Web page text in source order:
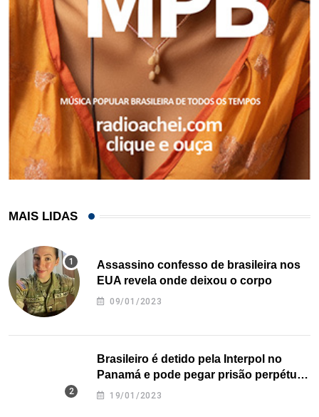
MAIS LIDAS
Assassino confesso de brasileira nos
EUA revela onde deixou o corpo
09/01/2023
Brasileiro é detido pela Interpol no
Panamá e pode pegar prisão perpétua
nos EUA
19/01/2023